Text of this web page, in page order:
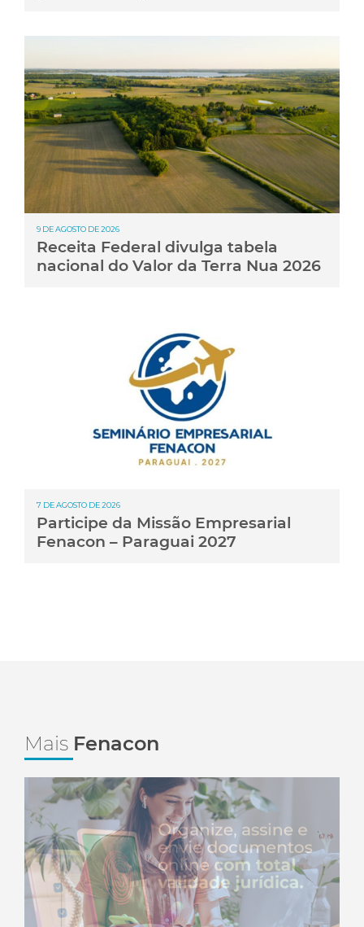
9 DE AGOSTO DE 2026
Receita Federal divulga tabela
nacional do Valor da Terra Nua 2026
7 DE AGOSTO DE 2026
Participe da Missão Empresarial
Fenacon – Paraguai 2027
Mais Fenacon